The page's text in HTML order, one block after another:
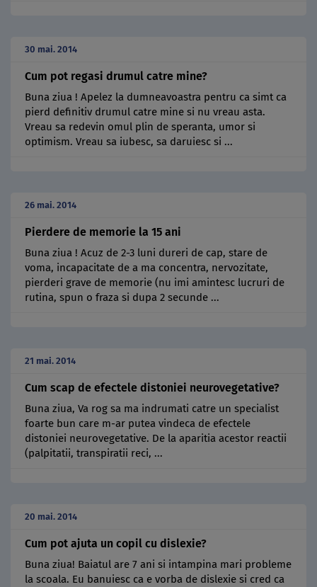
30 mai. 2014
Cum pot regasi drumul catre mine?
Buna ziua ! Apelez la dumneavoastra pentru ca simt ca
pierd definitiv drumul catre mine si nu vreau asta.
Vreau sa redevin omul plin de speranta, umor si
optimism. Vreau sa iubesc, sa daruiesc si ...
26 mai. 2014
Pierdere de memorie la 15 ani
Buna ziua ! Acuz de 2-3 luni dureri de cap, stare de
voma, incapacitate de a ma concentra, nervozitate,
pierderi grave de memorie (nu imi amintesc lucruri de
rutina, spun o fraza si dupa 2 secunde ...
21 mai. 2014
Cum scap de efectele distoniei neurovegetative?
Buna ziua, Va rog sa ma indrumati catre un specialist
foarte bun care m-ar putea vindeca de efectele
distoniei neurovegetative. De la aparitia acestor reactii
(palpitatii, transpiratii reci, ...
20 mai. 2014
Cum pot ajuta un copil cu dislexie?
Buna ziua! Baiatul are 7 ani si intampina mari probleme
la scoala. Eu banuiesc ca e vorba de dislexie si cred ca